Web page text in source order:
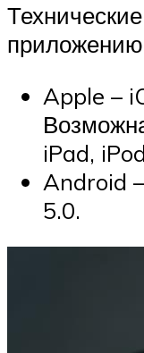
Apple –
iPad,
Android
5.0.